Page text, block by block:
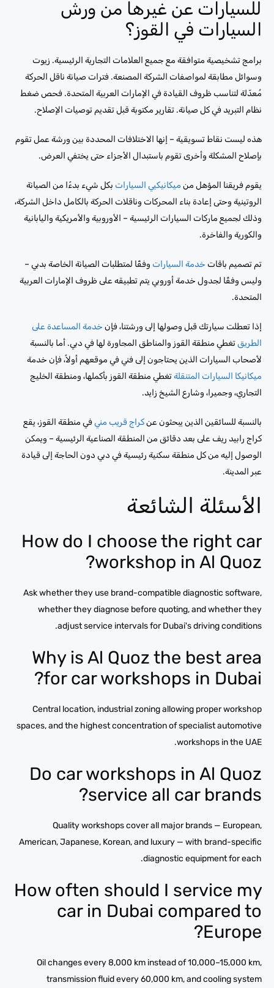
للسيارات عن غيرها من ورش
السيارات في القوز؟
برامج تشخيصية متوافقة مع جميع العلامات التجارية الرئيسية. زيوت
وسوائل مطابقة لمواصفات الشركة المصنعة. فترات صيانة ناقل الحركة
مُعدّلة لتناسب ظروف القيادة في الإمارات العربية المتحدة. فحص ضغط
نظام التبريد في كل صيانة. تقارير مكتوبة قبل تقديم توصيات الإصلاح.
هذه ليست نقاط تسويقية – إنها الاختلافات المحددة بين ورشة عمل تقوم
بإصلاح المشكلة وأخرى تقوم باستبدال الأجزاء حتى يختفي العرض.
يقوم فريقنا المؤهل من ميكانيكيي السيارات بكل شيء بدءًا من الصيانة
الروتينية وحتى إعادة بناء المحركات وناقلات الحركة بالكامل داخل الشركة،
وذلك لجميع ماركات السيارات الرئيسية – الأوروبية والأمريكية واليابانية
والكورية والفاخرة.
تم تصميم باقات خدمة السيارات وفقًا لمتطلبات الصيانة الخاصة بدبي –
وليس وفقًا لجدول خدمة أوروبي يتم تطبيقه على ظروف الإمارات العربية
المتحدة.
إذا تعطلت سيارتك قبل وصولها إلى ورشتنا، فإن خدمة المساعدة على
الطريقتغطي منطقة القوز والمناطق المجاورة لها في دبي. أما بالنسبة
لأصحاب السيارات الذين يحتاجون إلى فني في موقعهم أولاً، فإن خدمة
ميكانيكا السيارات المتنقلةتغطي منطقة القوز بأكملها، ومنطقة الخليج
التجاري، وجميرا، وشارع الشيخ زايد.
بالنسبة للسائقين الذين يبحثون عنكراج قريب منيفي منطقة القوز، يقع
كراج رابيد ريف على بعد دقائق من المنطقة الصناعية الرئيسية – ويمكن
الوصول إليه من كل منطقة سكنية رئيسية في دبي دون الحاجة إلى قيادة
عبر المدينة.
الأسئلة الشائعة
How do I choose the right car
workshop in Al Quoz?
Ask whether they use brand-compatible diagnostic software,
whether they diagnose before quoting, and whether they
adjust service intervals for Dubai's driving conditions.
Why is Al Quoz the best area
for car workshops in Dubai?
Central location, industrial zoning allowing proper workshop
spaces, and the highest concentration of specialist automotive
workshops in the UAE.
Do car workshops in Al Quoz
service all car brands?
Quality workshops cover all major brands — European,
American, Japanese, Korean, and luxury — with brand-specific
diagnostic equipment for each.
How often should I service my
car in Dubai compared to
Europe?
Oil changes every 8,000 km instead of 10,000–15,000 km,
transmission fluid every 60,000 km, and cooling system